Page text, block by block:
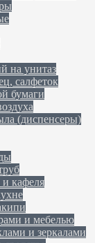
на унитаз
салфеток
бумаги
(диспенсеры)
и кафеля
и мебелью
и зеркалами